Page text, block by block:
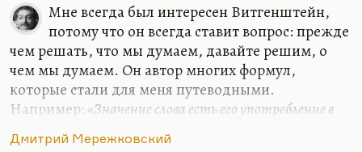
Мне всегда был интересен Витгенштейн,
потому что он всегда ставит вопрос: прежде
чем решать, что мы думаем, давайте решим, о
чем мы думаем. Он автор многих формул,
которые стали для меня путеводными.
Например:«Значение слова есть его употребление в
важного самого в привычку уходят, ветшают, как
Дмитрий Мережковский